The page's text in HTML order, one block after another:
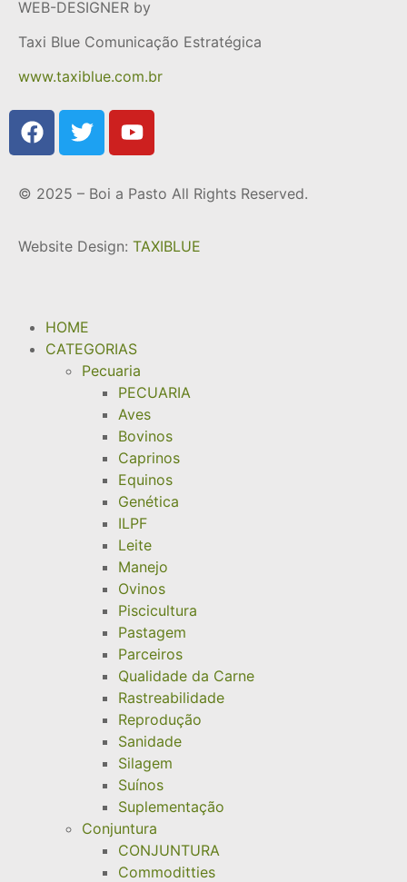
WEB-DESIGNER by
Taxi Blue Comunicação Estratégica
www.taxiblue.com.br
© 2025 – Boi a Pasto All Rights Reserved.
Website Design: TAXIBLUE
HOME
CATEGORIAS
Pecuaria
PECUARIA
Aves
Bovinos
Caprinos
Equinos
Genética
ILPF
Leite
Manejo
Ovinos
Piscicultura
Pastagem
Parceiros
Qualidade da Carne
Rastreabilidade
Reprodução
Sanidade
Silagem
Suínos
Suplementação
Conjuntura
CONJUNTURA
Commoditties